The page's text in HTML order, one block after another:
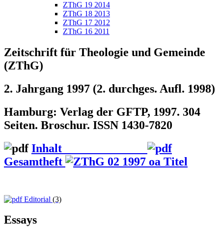
ZThG 19 2014
ZThG 18 2013
ZThG 17 2012
ZThG 16 2011
Zeitschrift für Theologie und Gemeinde
(ZThG)
2. Jahrgang 1997 (2. durchges. Aufl. 1998)
Hamburg: Verlag der GFTP, 1997. 304
Seiten. Broschur. ISSN 1430-7820
Inhalt
Gesamtheft
Editorial (3)
Essays